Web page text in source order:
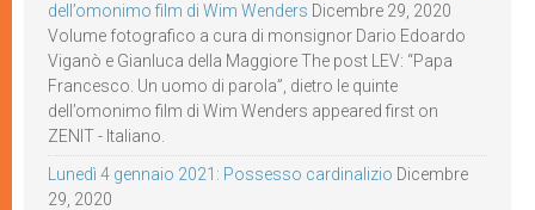
dell’omonimo film di Wim Wenders Dicembre 29, 2020
Volume fotografico a cura di monsignor Dario Edoardo
Viganò e Gianluca della Maggiore The post LEV: “Papa
Francesco. Un uomo di parola”, dietro le quinte
dell’omonimo film di Wim Wenders appeared first on
ZENIT - Italiano.
Lunedì 4 gennaio 2021: Possesso cardinalizio Dicembre
29, 2020